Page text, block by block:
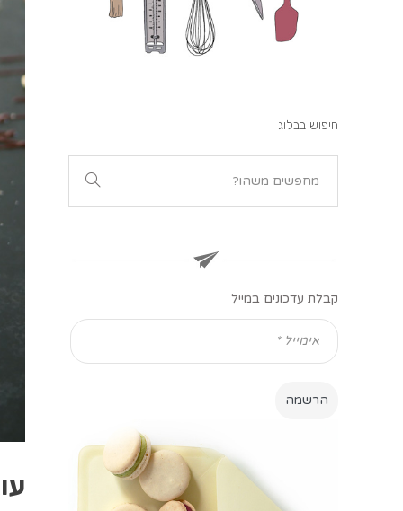
חיפוש בבלוג
קבלת עדכונים במייל